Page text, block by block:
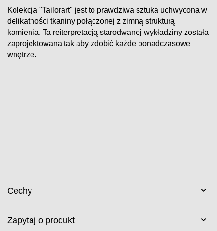
Kolekcja "Tailorart" jest to prawdziwa sztuka uchwycona w
delikatności tkaniny połączonej z zimną strukturą
kamienia. Ta reiterpretacją starodwanej wykładziny została
zaprojektowana tak aby zdobić każde ponadczasowe
wnętrze.
Cechy
Zapytaj o produkt